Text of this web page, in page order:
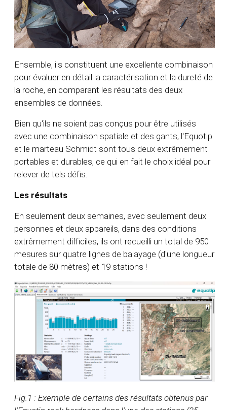
Ensemble, ils constituent une excellente combinaison
pour évaluer en détail la caractérisation et la dureté de
la roche, en comparant les résultats des deux
ensembles de données.
Bien qu'ils ne soient pas conçus pour être utilisés
avec une combinaison spatiale et des gants, l'Equotip
et le marteau Schmidt sont tous deux extrêmement
portables et durables, ce qui en fait le choix idéal pour
relever de tels défis.
Les résultats
En seulement deux semaines, avec seulement deux
personnes et deux appareils, dans des conditions
extrêmement difficiles, ils ont recueilli un total de 950
mesures sur quatre lignes de balayage (d'une longueur
totale de 80 mètres) et 19 stations !
Fig.1 : Exemple de certains des résultats obtenus par